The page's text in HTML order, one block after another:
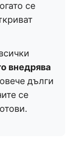
се
внедрява
дълги
се